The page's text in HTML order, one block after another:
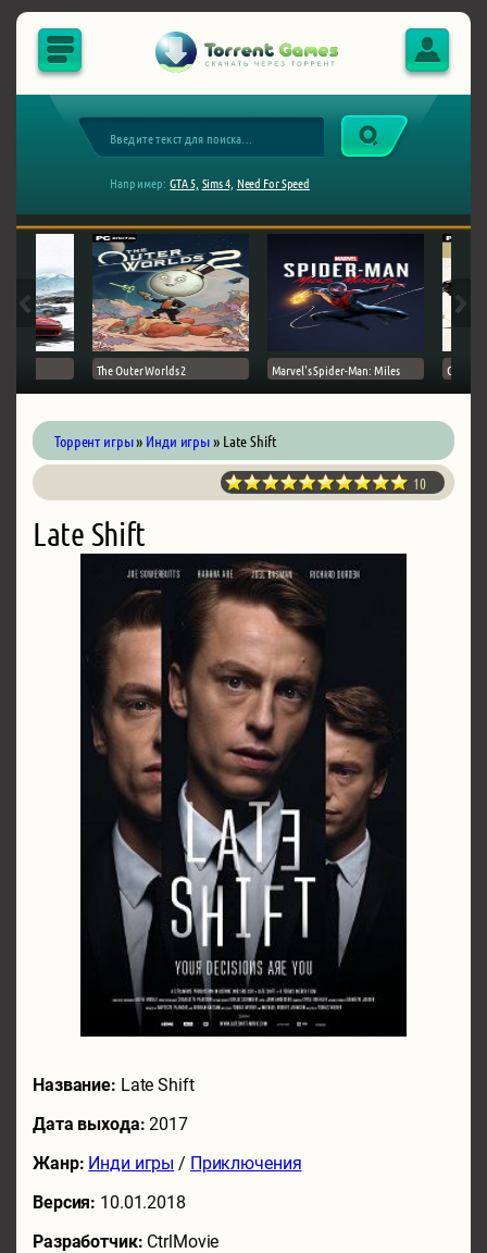
Например: GTA 5, Sims 4, Need For Speed
The Outer Worlds 2 Marvel's Spider-Man: Miles Ghost
Торрент игры» Инди игры» Late Shift
10
Late Shift
Название: Late Shift
Дата выхода:2017
Жанр: Инди игры / Приключения
Версия: 10.01.2018
Разработчик: CtrlMovie